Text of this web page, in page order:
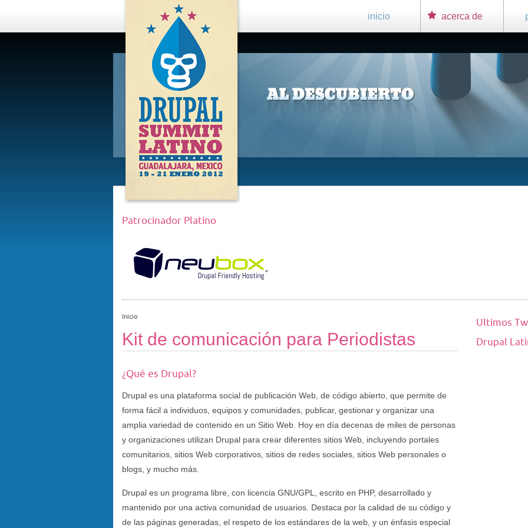
inicio acerca de
DRUPAL
SUMMIT
LATINO,
GUADALAJARA
2012
Patrocinador Platino
Inicio
Kit de comunicación para Periodistas
¿Qué es Drupal?
Drupal es una plataforma social de publicación Web, de código abierto, que permite de
forma fácil a individuos, equipos y comunidades, publicar, gestionar y organizar una
amplia variedad de contenido en un Sitio Web. Hoy en día decenas de miles de personas
y organizaciones utilizan Drupal para crear diferentes sitios Web, incluyendo portales
comunitarios, sitios Web corporativos, sitios de redes sociales, sitios Web personales o
blogs, y mucho más.
Drupal es un programa libre, con licencia GNU/GPL, escrito en PHP, desarrollado y
mantenido por una activa comunidad de usuarios. Destaca por la calidad de su código y
de las páginas generadas, el respeto de los estándares de la web, y un énfasis especial
Ultimos
Drupal